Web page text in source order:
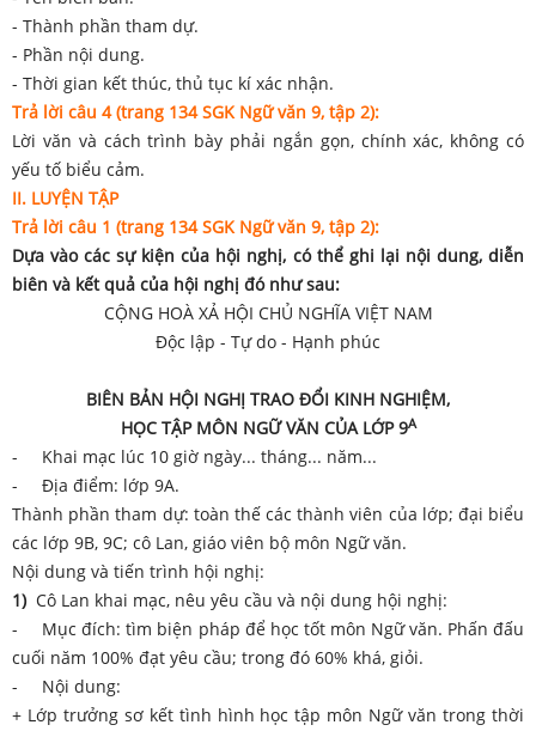
- Thành phần tham dự.
- Phần nội dung.
- Thời gian kết thúc, thủ tục kí xác nhận.
Trả lời câu 4 (trang 134 SGK Ngữ văn 9, tập 2):
Lời văn và cách trình bày phải ngắn gọn, chính xác, không có
yếu tố biểu cảm.
II. LUYỆN TẬP
Trả lời câu 1 (trang 134 SGK Ngữ văn 9, tập 2):
Dựa vào các sự kiện của hội nghị, có thể ghi lại nội dung, diễn
biên và kết quả của hội nghị đó như sau:
CỘNG HOÀ XẢ HỘI CHỦ NGHĨA VIỆT NAM
Độc lập - Tự do - Hạnh phúc
BIÊN BẢN HỘI NGHỊ TRAO ĐỔI KINH NGHIỆM,
HỌC TẬP MÔN NGỮ VĂN CỦA LỚP 9A
- Khai mạc lúc 10 giờ ngày... tháng... năm...
- Địa điểm: lớp 9A.
Thành phần tham dự: toàn thế các thành viên của lớp; đại biểu
các lớp 9B, 9C; cô Lan, giáo viên bộ môn Ngữ văn.
Nội dung và tiến trình hội nghị:
1)Cô Lan khai mạc, nêu yêu cầu và nội dung hội nghị:
- Mục đích: tìm biện pháp để học tốt môn Ngữ văn. Phấn đấu
cuối năm 100% đạt yêu cầu; trong đó 60% khá, giỏi.
- Nội dung:
+ Lớp trưởng sơ kết tình hình học tập môn Ngữ văn trong thời